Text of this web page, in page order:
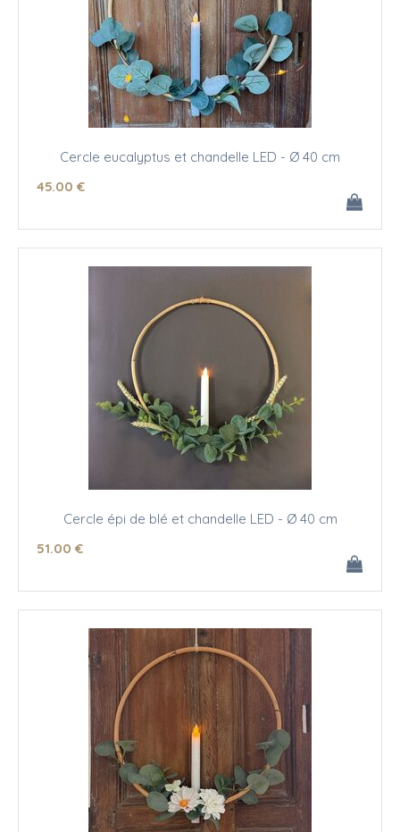
Cercle eucalyptus et chandelle LED - Ø 40 cm
45.00 €
Cercle épi de blé et chandelle LED - Ø 40 cm
51.00 €